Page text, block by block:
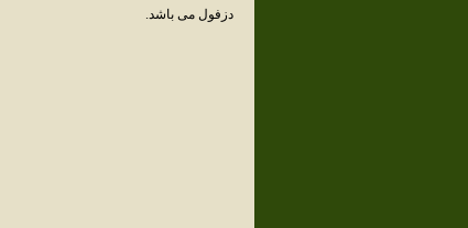
دزفول می باشد.